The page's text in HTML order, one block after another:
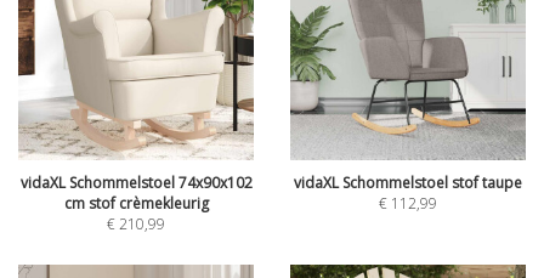
vidaXL Schommelstoel 74x90x102
cm stof crèmekleurig
€210,99
vidaXL Schommelstoel stof taupe
€ 112,99